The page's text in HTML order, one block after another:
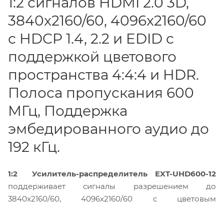
3840x2160/60, 4096x2160/60
с HDCP 1.4, 2.2 и EDID с
поддержкой цветового
пространства 4:4:4 и HDR.
Полоса пропускания 600
МГц, Поддержка
эмбедированного аудио до
192 кГц.
1:2 Усилитель-распределитель EXT-UHD600-12
поддерживает сигналы разрешением до
3840x2160/60, 4096x2160/60 с цветовым